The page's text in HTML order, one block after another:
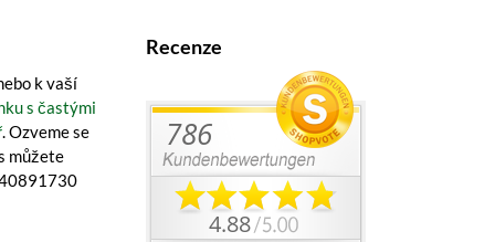
k vaší
s častými
. Ozveme se
můžete
Recenze